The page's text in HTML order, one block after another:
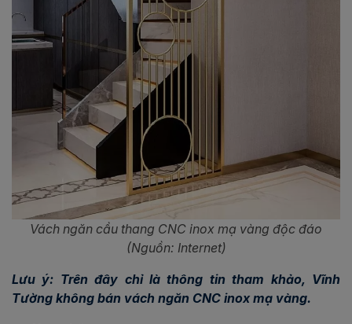
Vách ngăn cầu thang CNC inox mạ vàng độc đáo
(Nguồn: Internet)
Lưu ý: Trên đây chỉ là thông tin tham khảo, Vĩnh
Tường không bán vách ngăn CNC inox mạ vàng.